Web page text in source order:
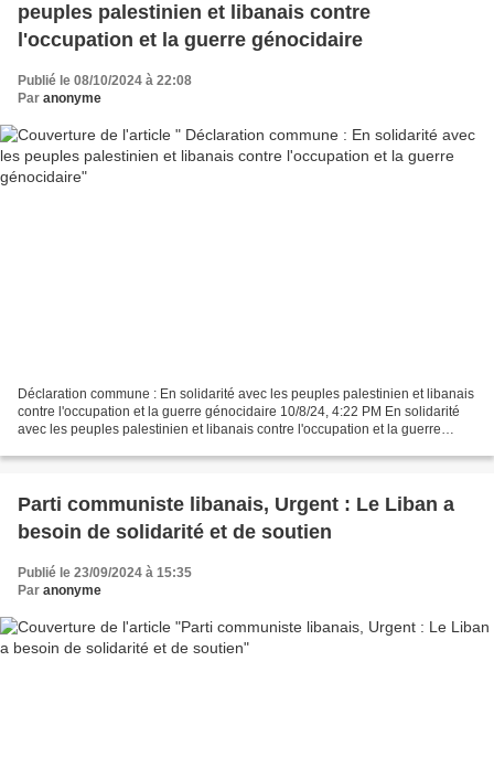
peuples palestinien et libanais contre
l'occupation et la guerre génocidaire
Publié le 08/10/2024 à 22:08
Par anonyme
Déclaration commune : En solidarité avec les peuples palestinien et libanais
contre l'occupation et la guerre génocidaire 10/8/24, 4:22 PM En solidarité
avec les peuples palestinien et libanais contre l'occupation et la guerre
Parti communiste libanais, Urgent : Le Liban a
besoin de solidarité et de soutien
Publié le 23/09/2024 à 15:35
Par anonyme